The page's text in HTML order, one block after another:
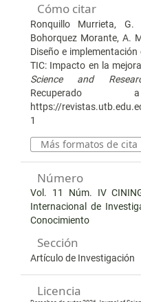
Cómo citar
Ronquillo Murrieta,
Bohorquez Morante, A.
Diseño e
TIC: Impacto en la
Science and
https://
1
Más formatos de cita
Número
Vol. 11 Núm. IV
Internacional de
Conocimiento
Sección
Artículo de Investigación
Licencia